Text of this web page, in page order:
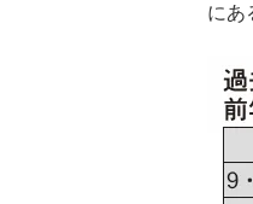
にあ